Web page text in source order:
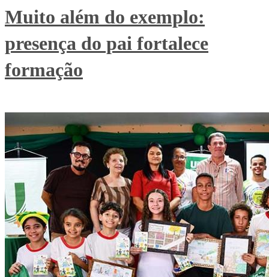
Muito além do exemplo:
presença do pai fortalece
formação